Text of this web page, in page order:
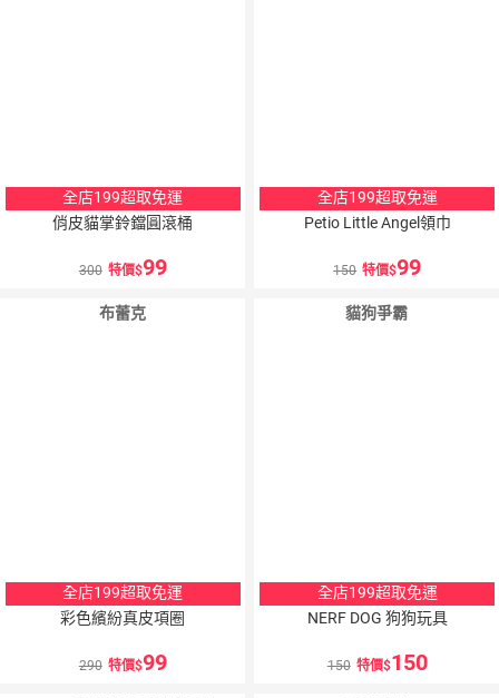
全店199超取免運
俏皮貓掌鈴鐺圓滾桶
300 特價 99
全店199超取免運
Petio Little Angel領巾
150 特價 99
布蕾克
全店199超取免運
彩色繽紛真皮項圈
290 特價 99
貓狗爭霸
全店199超取免運
NERF DOG 狗狗玩具
150 特價 150